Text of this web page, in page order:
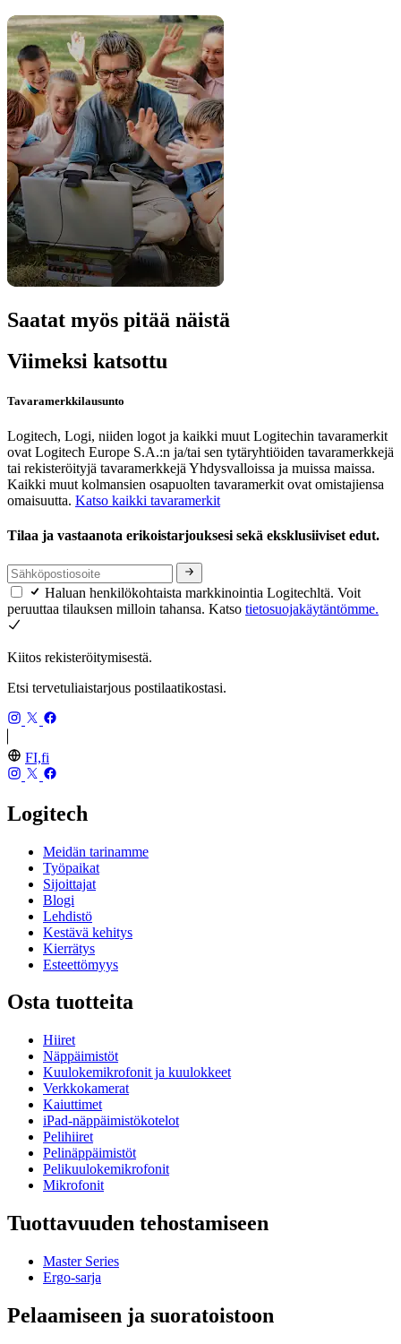
Saatat myös pitää näistä
Viimeksi katsottu
Tavaramerkkilausunto
Logitech, Logi, niiden logot ja kaikki muut Logitechin tavaramerkit
ovat Logitech Europe S.A.:n ja/tai sen tytäryhtiöiden tavaramerkkejä
tai rekisteröityjä tavaramerkkejä Yhdysvalloissa ja muissa maissa.
Kaikki muut kolmansien osapuolten tavaramerkit ovat omistajiensa
omaisuutta. Katso kaikki tavaramerkit
Tilaa ja vastaanota erikoistarjouksesi sekä eksklusiiviset edut.
Haluan henkilökohtaista markkinointia Logitechltä. Voit
peruuttaa tilauksen milloin tahansa. Katso tietosuojakäytäntömme.
Kiitos rekisteröitymisestä.
Etsi tervetuliaistarjous postilaatikostasi.
FI,fi
Logitech
Meidän tarinamme
Työpaikat
Sijoittajat
Blogi
Lehdistö
Kestävä kehitys
Kierrätys
Esteettömyys
Osta tuotteita
Hiiret
Näppäimistöt
Kuulokemikrofonit ja kuulokkeet
Verkkokamerat
Kaiuttimet
iPad-näppäimistökotelot
Pelihiiret
Pelinäppäimistöt
Pelikuulokemikrofonit
Mikrofonit
Tuottavuuden tehostamiseen
Master Series
Ergo-sarja
Pelaamiseen ja suoratoistoon